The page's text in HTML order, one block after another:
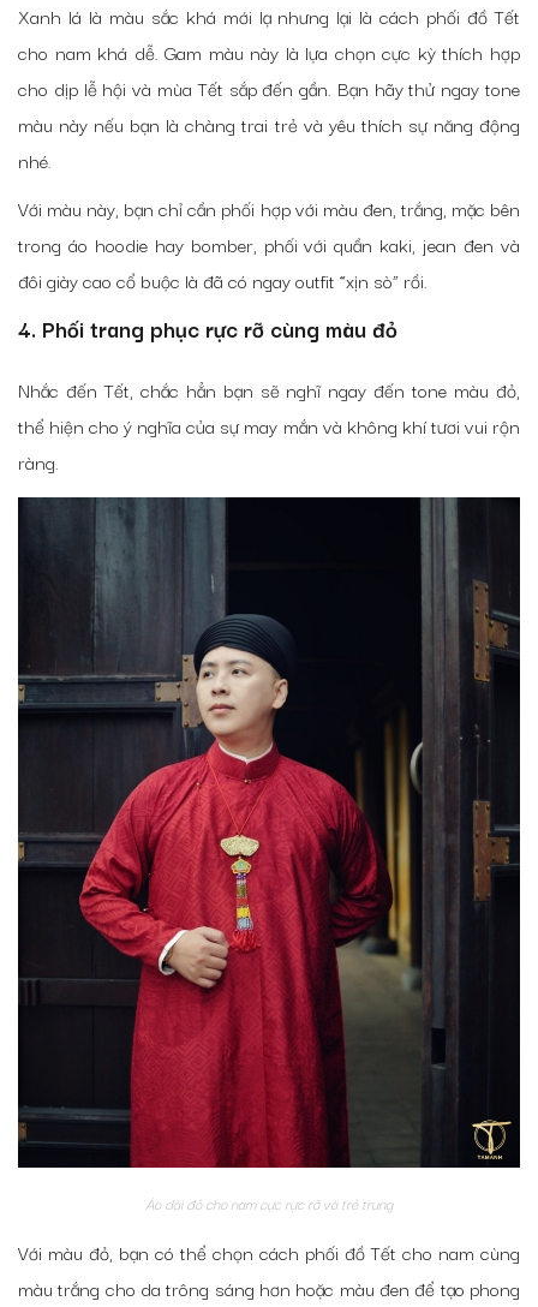
Xanh lá là màu sắc khá mới lạ nhưng lại là cách phối đồ Tết
cho nam khá dễ. Gam màu này là lựa chọn cực kỳ thích hợp
cho dịp lễ hội và mùa Tết sắp đến gần. Bạn hãy thử ngay tone
màu này nếu bạn là chàng trai trẻ và yêu thích sự năng động
nhé.
Với màu này, bạn chỉ cần phối hợp với màu đen, trắng, mặc bên
trong áo hoodie hay bomber, phối với quần kaki, jean đen và
đôi giày cao cổ buộc là đã có ngay outfit “xịn sò” rồi.
4. Phối trang phục rực rỡ cùng màu đỏ
Nhắc đến Tết, chắc hẳn bạn sẽ nghĩ ngay đến tone màu đỏ,
thể hiện cho ý nghĩa của sự may mắn và không khí tươi vui rộn
ràng.
Áo dài đỏ cho nam cực rực rỡ và trẻ trung
Với màu đỏ, bạn có thể chọn cách phối đồ Tết cho nam cùng
màu trắng cho da trông sáng hơn hoặc màu đen để tạo phong